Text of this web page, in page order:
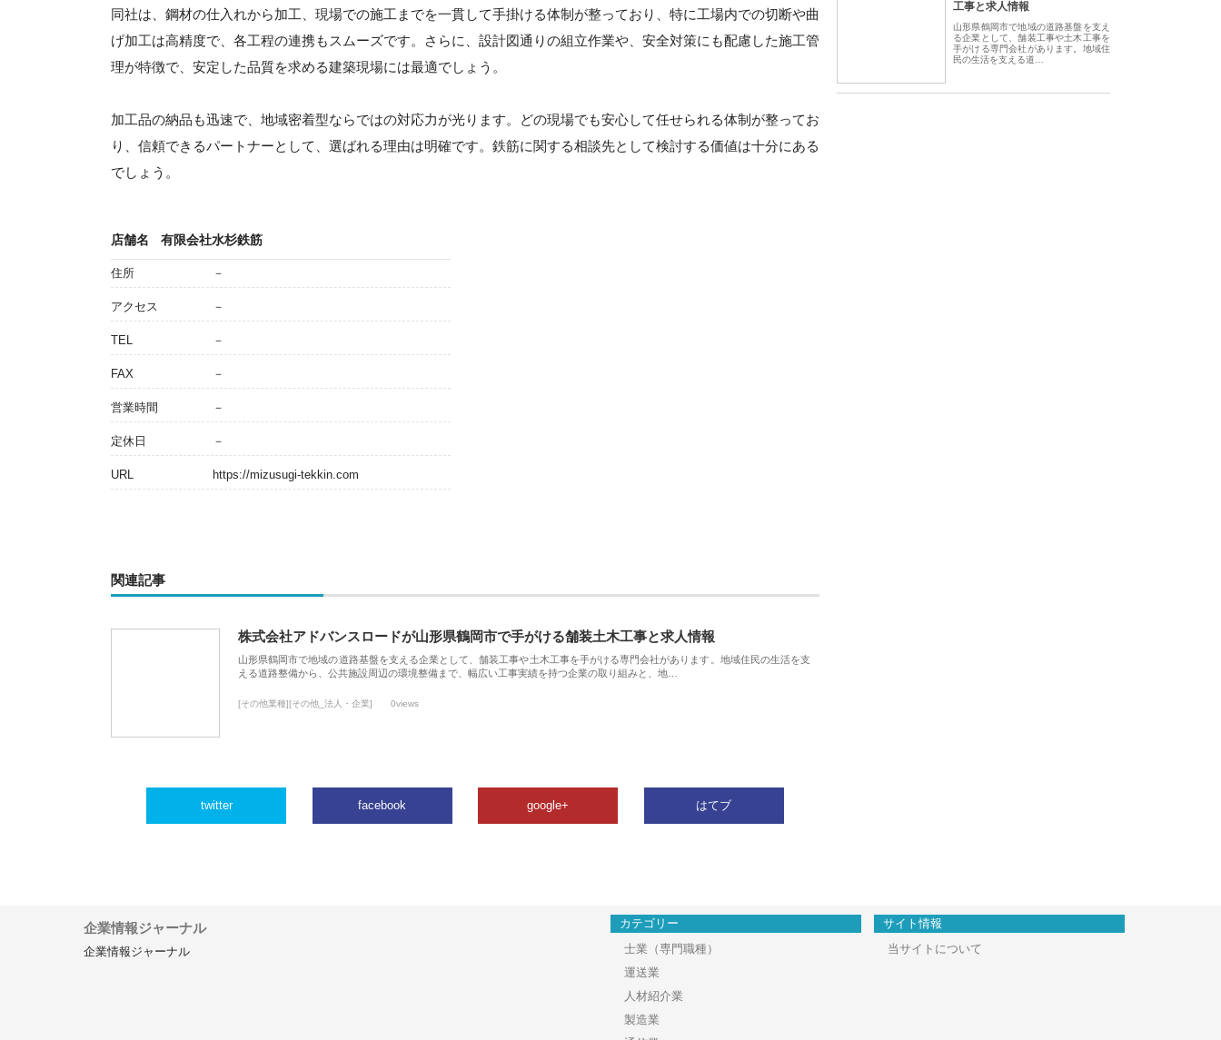
同社は、鋼材の仕入れから加工、現場での施工までを一貫して手掛ける体制が整っており、特に工場内での切断や曲
げ加工は高精度で、各工程の連携もスムーズです。さらに、設計図通りの組立作業や、安全対策にも配慮した施工管
理が特徴で、安定した品質を求める建築現場には最適でしょう。
加工品の納品も迅速で、地域密着型ならではの対応力が光ります。どの現場でも安心して任せられる体制が整ってお
り、信頼できるパートナーとして、選ばれる理由は明確です。鉄筋に関する相談先として検討する価値は十分にある
でしょう。
店舗名 有限会社水杉鉄筋
住所 －
アクセス －
TEL －
FAX －
営業時間 －
定休日 －
URL https://mizusugi-tekkin.com
関連記事
株式会社アドバンスロードが山形県鶴岡市で手がける舗装土木工事と求人情報
山形県鶴岡市で地域の道路基盤を支える企業として、舗装工事や土木工事を手がける専門会社があります。地域住民の生活を支
える道路整備から、公共施設周辺の環境整備まで、幅広い工事実績を持つ企業の取り組みと、地…
[その他業種][その他_法人・企業] 0views
twitter facebook google+ はてブ
工事と求人情報
山形県鶴岡市で地域の道路基盤を支え
る企業として、舗装工事や土木工事を
手がける専門会社があります。地域住
民の生活を支える道…
企業情報ジャーナル
企業情報ジャーナル
カテゴリー
士業（専門職種）
運送業
人材紹介業
製造業
サイト情報
当サイトについて